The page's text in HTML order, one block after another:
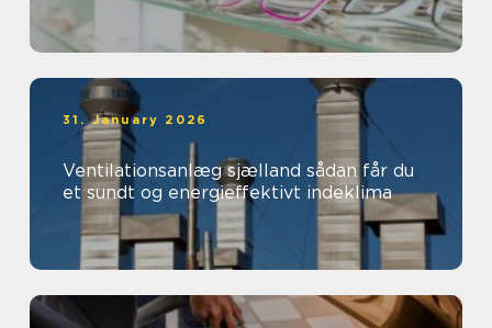
31. January 2026
Ventilationsanlæg sjælland sådan får du
et sundt og energieffektivt indeklima